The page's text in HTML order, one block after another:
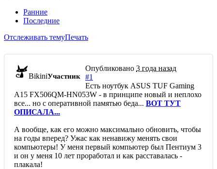
Ранние
Последние
Отслеживать темуПечать
BikiniУчастник
Опубликовано 3 года назад
#1
Есть ноутбук ASUS TUF Gaming
A15 FX506QM-HN053W - в принципе новый и неплохо
все... но с оперативной памятью беда... ВОТ ТУТ
ОПИСАЛА...
А вообще, как его можно максимально обновить, чтобы
на годы вперед? Ужас как ненавижу менять свои
компьютеры! У меня первый компьютер был Пентиум 3
и он у меня 10 лет проработал и как расставалась -
плакала!